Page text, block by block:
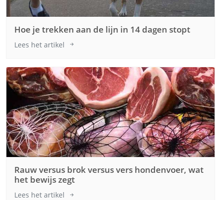
Hoe je trekken aan de lijn in 14 dagen stopt
Lees het artikel
Rauw versus brok versus vers hondenvoer, wat
het bewijs zegt
Lees het artikel